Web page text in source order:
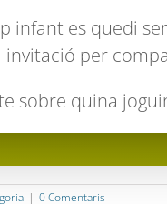
infant es quedi
invitació per
sobre quina
| 0 Comentaris